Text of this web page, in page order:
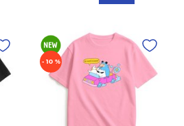
- 10 %